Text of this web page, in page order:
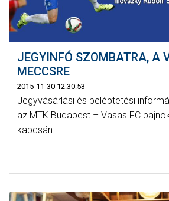
JEGYINFÓ SZOMBATRA, A
MECCSRE
2015-11-30 12:30:53
Jegyvásárlási és beléptetési
az MTK Budapest – Vasas FC
kapcsán.